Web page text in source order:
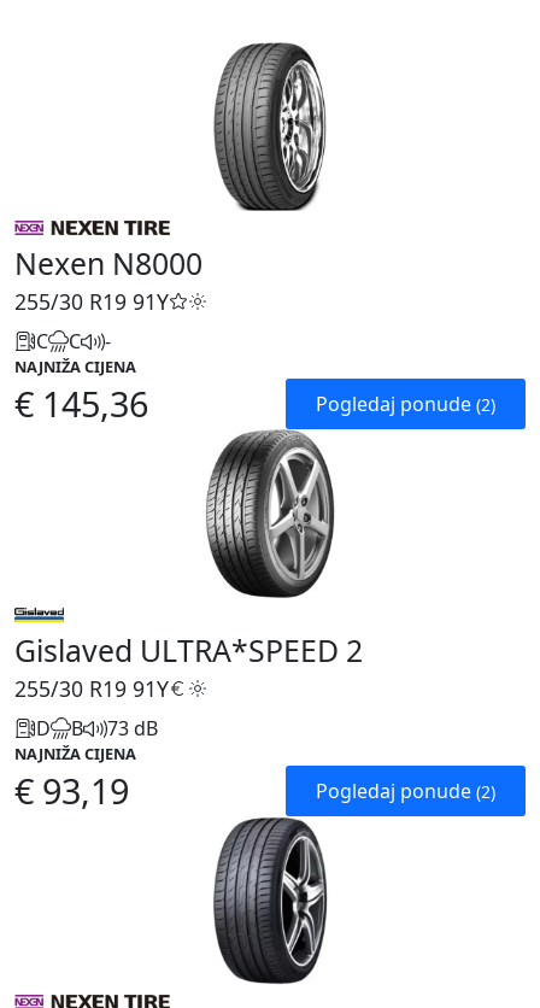
Nexen N8000
255/30 R19 91Y
C C -
NAJNIŽA CIJENA
€ 145,36 Pogledaj ponude (2)
Gislaved ULTRA*SPEED 2
255/30 R19 91Y
D B 73 dB
NAJNIŽA CIJENA
€ 93,19 Pogledaj ponude (2)